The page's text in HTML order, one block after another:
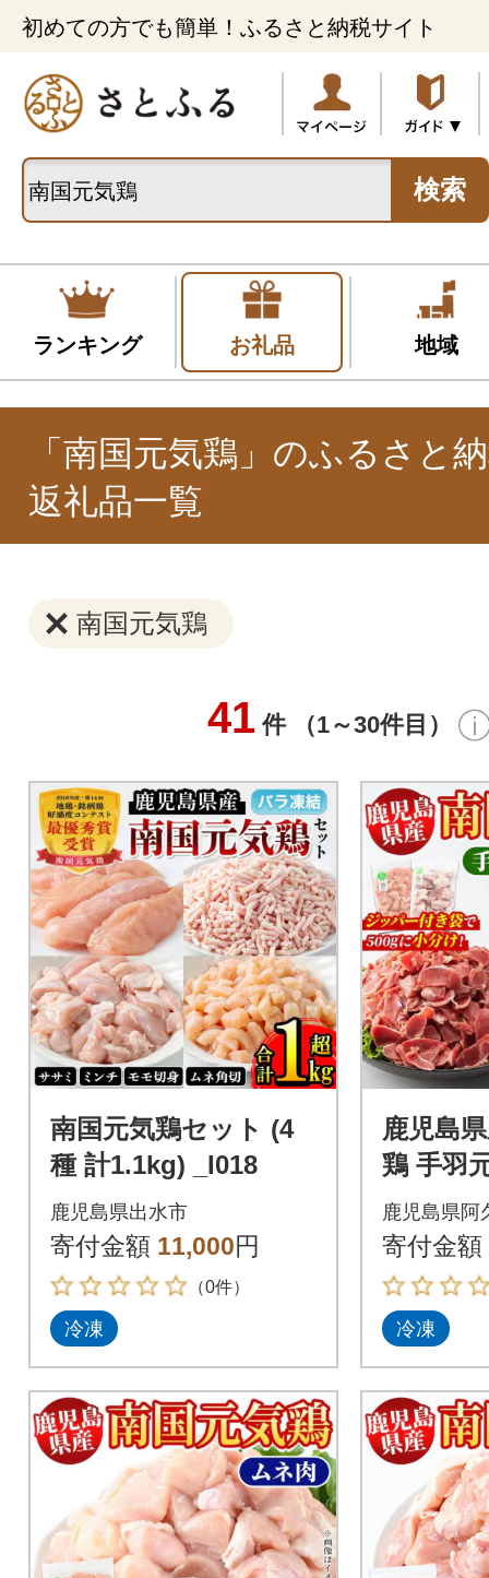
初めての方でも簡単！ふるさと納税サイト
検索
ランキング お礼品 地域
「南国元気鶏」のふるさと
返礼品一覧
南国元気鶏
41 件 （1～30件目）
南国元気鶏セット (4
種 計1.1kg) _I018
鹿児島県出水市
寄付金額 11,000円
（0件）
冷凍
鹿児島
鶏 手羽
スセッ
るがく
13
鹿児島県阿
寄付金額
冷凍